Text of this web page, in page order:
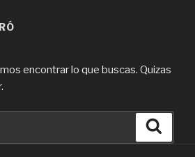
encontrar lo que buscas. Quizas